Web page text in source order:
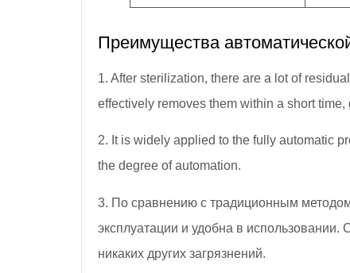
Преимущества
1. After sterilization, there are a lot of
effectively removes them within a short
2. It is widely applied to the fully automatic
the degree of automation.
3. По сравнению с традиционным
эксплуатации и удобна в использовании.
никаких других загрязнений.